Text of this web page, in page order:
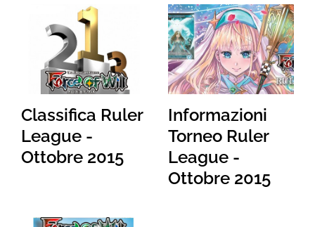
Classifica Ruler
League -
Ottobre 2015
Informazioni
Torneo Ruler
League -
Ottobre 2015